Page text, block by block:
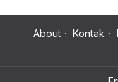
About Kontak